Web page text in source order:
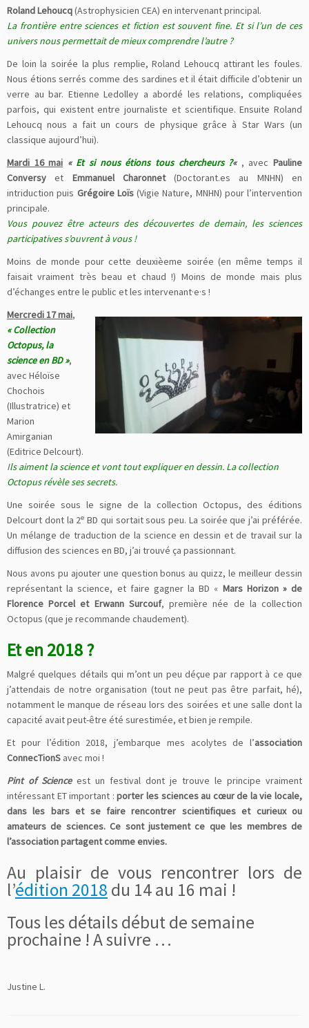
Roland Lehoucq(Astrophysicien CEA) en intervenant principal.
La frontière entre sciences et fiction est souvent fine. Et si l’un de ces
univers nous permettait de mieux comprendre l’autre ?
De loin la soirée la plus remplie, Roland Lehoucq attirant les foules.
Nous étions serrés comme des sardines et il était difficile d’obtenir un
verre au bar. Etienne Ledolley a abordé les relations, compliquées
parfois, qui existent entre journaliste et scientifique. Ensuite Roland
Lehoucq nous a fait un cours de physique grâce à Star Wars (un
classique aujourd’hui).
Mardi 16 mai « Et si nous étions tous chercheurs ?« , avecPauline
Conversyet Emmanuel Charonnet(Doctorant.es au MNHN) en
intriduction puis Grégoire Loïs(Vigie Nature, MNHN) pour l’intervention
principale.
Vous pouvez être acteurs des découvertes de demain, les sciences
participatives s’ouvrent à vous !
Moins de monde pour cette deuxièeme soirée (en même temps il
faisait vraiment très beau et chaud !) Moins de monde mais plus
d’échanges entre le public et les intervenant·e·s !
Mercredi 17 mai,
« Collection
Octopus, la
science en BD »,
avec Héloïse
Chochois
(Illustratrice) et
Marion
Amirganian
(Editrice Delcourt).
Ils aiment la science et vont tout expliquer en dessin. La collection
Octopus révèle ses secrets.
Une soirée sous le signe de la collection Octopus, des éditions
Delcourt dont la 2e BD qui sortait sous peu. La soirée que j’ai préférée.
Un mélange de traduction de la science en dessin et de travail sur la
diffusion des sciences en BD, j’ai trouvé ça passionnant.
Nous avons pu ajouter une question bonus au quizz, le meilleur dessin
représentant la science, et faire gagner la BD « Mars Horizon » de
Florence Porcel et Erwann Surcouf, première née de la collection
Octopus (que je recommande chaudement).
Et en 2018 ?
Malgré quelques détails qui m’ont un peu déçue par rapport à ce que
j’attendais de notre organisation (tout ne peut pas être parfait, hé),
notamment le manque de réseau lors des soirées et une salle dont la
capacité avait peut-être été surestimée, et bien je rempile.
Et pour l’édition 2018, j’embarque mes acolytes de l’association
ConnecTionS avec moi !
Pint of Scienceest un festival dont je trouve le principe vraiment
intéressant ET important :porter les sciences au cœur de la vie locale,
dans les bars et se faire rencontrer scientifiques et curieux ou
amateurs de sciences. Ce sont justement ce que les membres de
l’association partagent comme envies.
Au plaisir de vous rencontrer lors de
l’édition 2018 du 14 au 16 mai !
Tous les détails début de semaine
prochaine ! A suivre …
Justine L.